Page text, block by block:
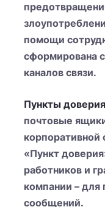
помощи
сформирована
каналов связи.
Пункты доверия
почтовые
«Пункт
работников и
компании –
сообщений.